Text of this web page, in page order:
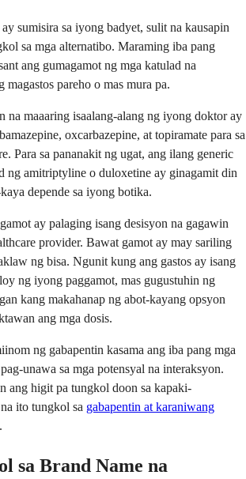
sumisira sa iyong badyet, sulit na kausapin
sa mga alternatibo. Maraming iba pang
ang gumagamot ng mga katulad na
magastos pareho o mas mura pa.
na maaaring isaalang-alang ng iyong doktor ay
oxcarbazepine, at topiramate para sa
Para sa pananakit ng ugat, ang ilang generic
ng amitriptyline o duloxetine ay ginagamit din
depende sa iyong botika.
ay palaging isang desisyon na gagawin
provider. Bawat gamot ay may sariling
ng bisa. Ngunit kung ang gastos ay isang
ng iyong paggamot, mas gugustuhin ng
kang makahanap ng abot-kayang opsyon
ang mga dosis.
ng gabapentin kasama ang iba pang mga
unawa sa mga potensyal na interaksyon.
ang higit pa tungkol doon sa kapaki-
ito tungkol sa gabapentin at karaniwang
.
sa Brand Name na